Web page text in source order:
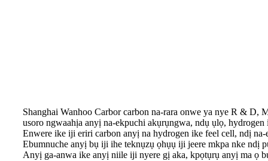
Shanghai Wanhoo Carbor carbon na-rara onwe ya nye R & D,
usoro ngwaahịa anyị na-ekpuchi akụrụngwa, ndụ ụlọ, hydrogen
Enwere ike iji eriri carbon anyị na hydrogen ike feel cell, ndị
Ebumnuche anyị bụ iji ihe teknụzụ ọhụụ iji jeere mkpa nke ndị
Anyị ga-anwa ike anyị niile iji nyere gị aka, kpọtụrụ anyị ma ọ